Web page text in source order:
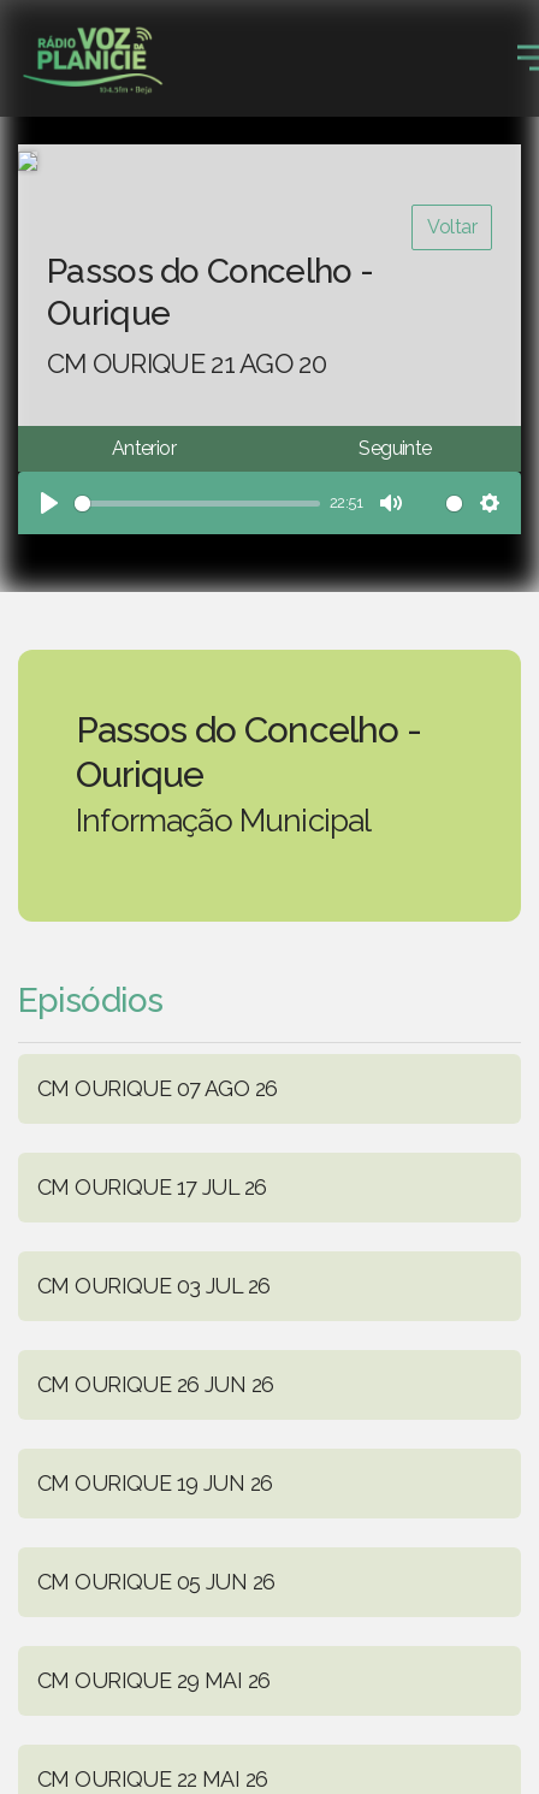
Voltar
Passos do Concelho -
Ourique
CM OURIQUE 21 AGO 20
Anterior Seguinte
Play
22:51
Mute
Passos do Concelho -
Ourique
Informação Municipal
Episódios
CM OURIQUE 07 AGO 26
CM OURIQUE 17 JUL 26
CM OURIQUE 03 JUL 26
CM OURIQUE 26 JUN 26
CM OURIQUE 19 JUN 26
CM OURIQUE 05 JUN 26
CM OURIQUE 29 MAI 26
CM OURIQUE 22 MAI 26